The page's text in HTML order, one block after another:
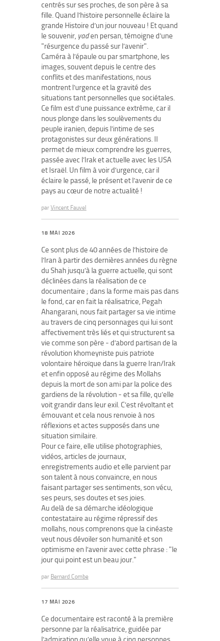
centrés sur ses proches, de son père à sa
fille. Quand l’histoire personnelle éclaire la
grande Histoire d’un jour nouveau ! Et quand
le souvenir, yaden persan, témoigne d’une
"résurgence du passé sur l’avenir".
Caméra à l’épaule ou par smartphone, les
images, souvent depuis le centre des
conflits et des manifestations, nous
montrent l’urgence et la gravité des
situations tant personnelles que sociétales.
Ce film est d’une puissance extrême, car il
nous plonge dans les soulèvements du
peuple iranien, depuis l’intime de ses
protagonistes sur deux générations. Il
permet de mieux comprendre les guerres,
passée avec l’Irak et actuelle avec les USA
et Israël. Un film à voir d’urgence, car il
éclaire le passé, le présent et l’avenir de ce
pays au cœur de notre actualité !
par Vincent Fauvel
18 MAI 2026
Ce sont plus de 40 années de l’histoire de
l’Iran à partir des dernières années du règne
du Shah jusqu’à la guerre actuelle, qui sont
déclinées dans la réalisation de ce
documentaire ; dans la forme mais pas dans
le fond, car en fait la réalisatrice, Pegah
Ahangarani, nous fait partager sa vie intime
au travers de cinq personnages qui lui sont
affectivement très liés et qui structurent sa
vie comme son père - d’abord partisan de la
révolution khomeyniste puis patriote
volontaire héroïque dans la guerre Iran/Irak
et enfin opposé au régime des Mollahs
depuis la mort de son ami par la police des
gardiens de la révolution - et sa fille, qu’elle
voit grandir dans leur exil. C’est révoltant et
émouvant et cela nous renvoie à nos
réflexions et actes supposés dans une
situation similaire.
Pour ce faire, elle utilise photographies,
vidéos, articles de journaux,
enregistrements audio et elle parvient par
son talent à nous convaincre, en nous
faisant partager ses sentiments, son vécu,
ses peurs, ses doutes et ses joies.
Au delà de sa démarche idéologique
contestataire au régime répressif des
mollahs, nous comprenons que la cinéaste
veut nous dévoiler son humanité et son
optimisme en l’avenir avec cette phrase : "le
jour qui point est un beau jour."
par Bernard Combe
17 MAI 2026
Ce documentaire est raconté à la première
personne par la réalisatrice, guidée par